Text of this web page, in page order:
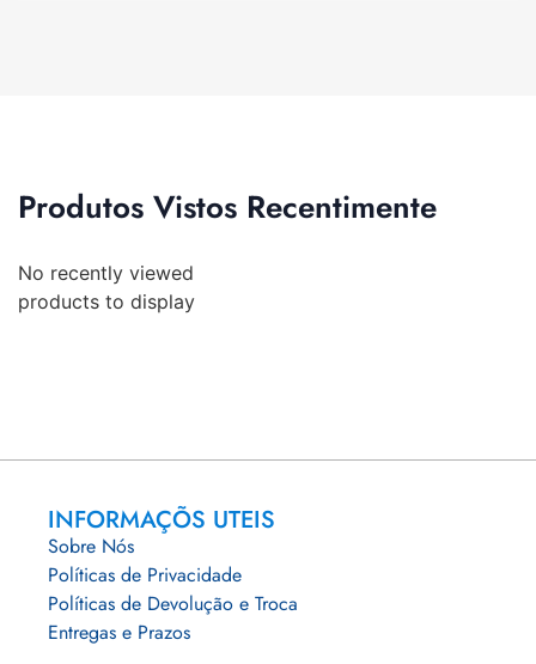
Produtos Vistos Recentimente
No recently viewed
products to display
INFORMAÇÕS UTEIS
Sobre Nós
Políticas de Privacidade
Políticas de Devolução e Troca
Entregas e Prazos